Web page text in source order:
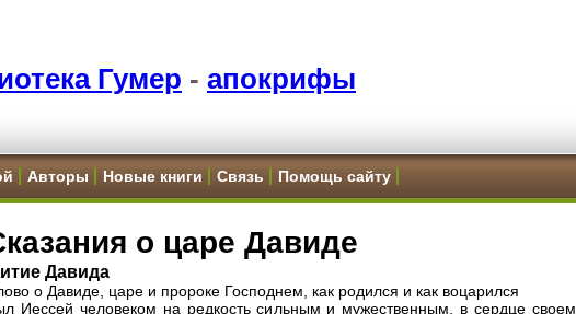
Гумер - апокрифы
Авторы Новые книги Связь Помощь сайту
о царе Давиде
Давида
о Давиде, царе и пророке Господнем, как родился и как воцарился
Иессей человеком на редкость сильным и мужественным, в сердце своем